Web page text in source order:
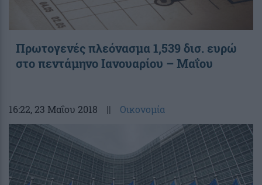
Πρωτογενές πλεόνασμα 1,539 δισ. ευρώ
στο πεντάμηνο Ιανουαρίου – Μαΐου
16:22, 23 Μαΐου 2018 || Οικονομία